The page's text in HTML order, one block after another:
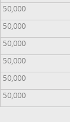
50,000
50,000
50,000
50,000
50,000
50,000